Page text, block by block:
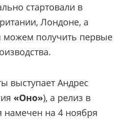
стартовали в
Лондоне, а
можем получить первые
выступает Андрес
«Оно»), а релиз в
намечен на 4 ноября